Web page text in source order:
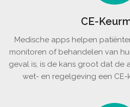
CE-
Medische apps helpen
monitoren of behandelen van
geval is, is de kans groot dat de
wet- en regelgeving een